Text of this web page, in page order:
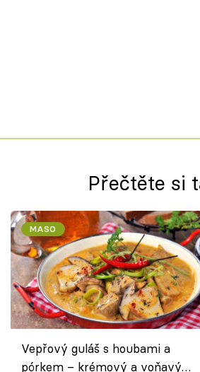
Přečtěte si
MASO
Vepřový guláš s houbami a
pórkem – krémový a voňavý